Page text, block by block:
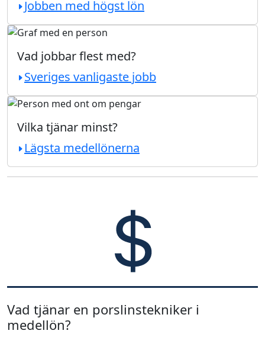
Jobben med högst lön
Vad jobbar flest med?
Sveriges vanligaste jobb
Vilka tjänar minst?
Lägsta medellönerna
Vad tjänar en porslinstekniker i
medellön?